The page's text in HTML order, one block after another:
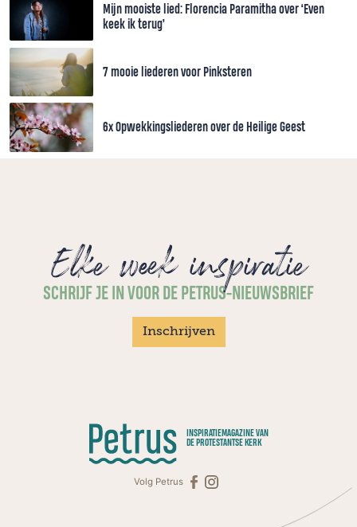
Mijn mooiste lied: Florencia Paramitha over ‘Even
keek ik terug’
7 mooie liederen voor Pinksteren
6x Opwekkingsliederen over de Heilige Geest
Elke week inspiratie
SCHRIJF JE IN VOOR DE PETRUS-NIEUWSBRIEF
Inschrijven
INSPIRATIEMAGAZINE VAN
DE PROTESTANTSE KERK
Volg Petrus